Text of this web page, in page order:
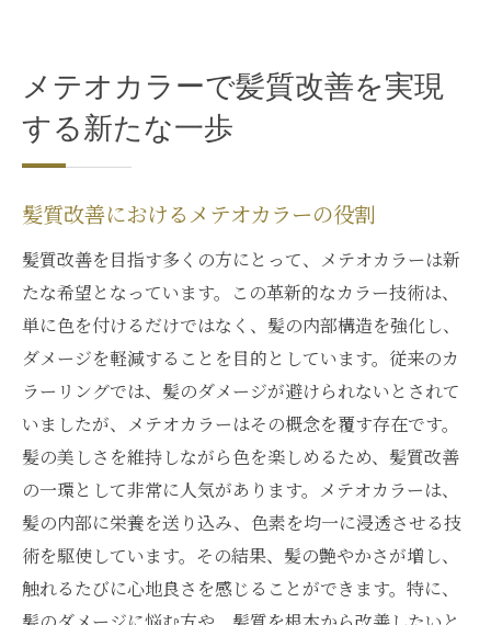
メテオカラーで髪質改善を実現
する新たな一歩
髪質改善におけるメテオカラーの役割
髪質改善を目指す多くの方にとって、メテオカラーは新
たな希望となっています。この革新的なカラー技術は、
単に色を付けるだけではなく、髪の内部構造を強化し、
ダメージを軽減することを目的としています。従来のカ
ラーリングでは、髪のダメージが避けられないとされて
いましたが、メテオカラーはその概念を覆す存在です。
髪の美しさを維持しながら色を楽しめるため、髪質改善
の一環として非常に人気があります。メテオカラーは、
髪の内部に栄養を送り込み、色素を均一に浸透させる技
術を駆使しています。その結果、髪の艶やかさが増し、
触れるたびに心地良さを感じることができます。特に、